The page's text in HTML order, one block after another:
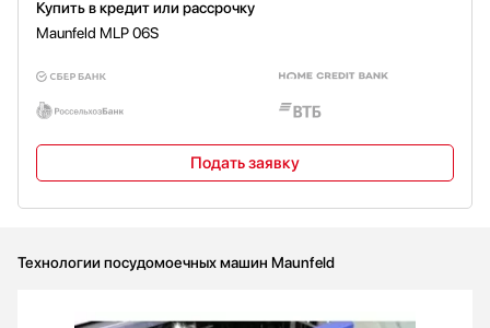
Купить в кредит или рассрочку
Maunfeld MLP 06S
Подать заявку
Технологии посудомоечных машин Maunfeld